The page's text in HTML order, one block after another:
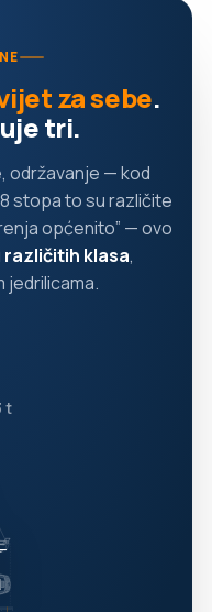
za sebe.
tri.
održavanje — kod
stopa to su različite
općenito” — ovo
klasa,
jedrilicama.
t